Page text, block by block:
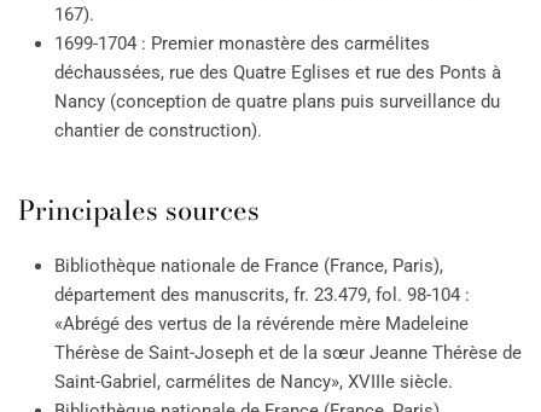
167).
1699-1704 : Premier monastère des carmélites
déchaussées, rue des Quatre Eglises et rue des Ponts à
Nancy (conception de quatre plans puis surveillance du
chantier de construction).
Principales sources
Bibliothèque nationale de France (France, Paris),
département des manuscrits, fr. 23.479, fol. 98-104 :
«Abrégé des vertus de la révérende mère Madeleine
Thérèse de Saint-Joseph et de la sœur Jeanne Thérèse de
Saint-Gabriel, carmélites de Nancy», XVIIIe siècle.